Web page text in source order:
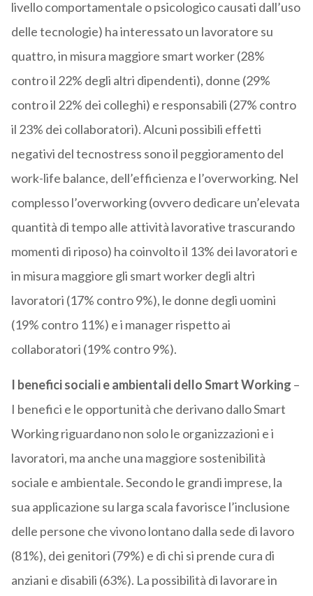
livello comportamentale o psicologico causati dall’uso
delle tecnologie) ha interessato un lavoratore su
quattro, in misura maggiore smart worker (28%
contro il 22% degli altri dipendenti), donne (29%
contro il 22% dei colleghi) e responsabili (27% contro
il 23% dei collaboratori). Alcuni possibili effetti
negativi del tecnostress sono il peggioramento del
work-life balance, dell’efficienza e l’overworking. Nel
complesso l’overworking (ovvero dedicare un’elevata
quantità di tempo alle attività lavorative trascurando
momenti di riposo) ha coinvolto il 13% dei lavoratori e
in misura maggiore gli smart worker degli altri
lavoratori (17% contro 9%), le donne degli uomini
(19% contro 11%) e i manager rispetto ai
collaboratori (19% contro 9%).
I benefici sociali e ambientali dello Smart Working –
I benefici e le opportunità che derivano dallo Smart
Working riguardano non solo le organizzazioni e i
lavoratori, ma anche una maggiore sostenibilità
sociale e ambientale. Secondo le grandi imprese, la
sua applicazione su larga scala favorisce l’inclusione
delle persone che vivono lontano dalla sede di lavoro
(81%), dei genitori (79%) e di chi si prende cura di
anziani e disabili (63%). La possibilità di lavorare in